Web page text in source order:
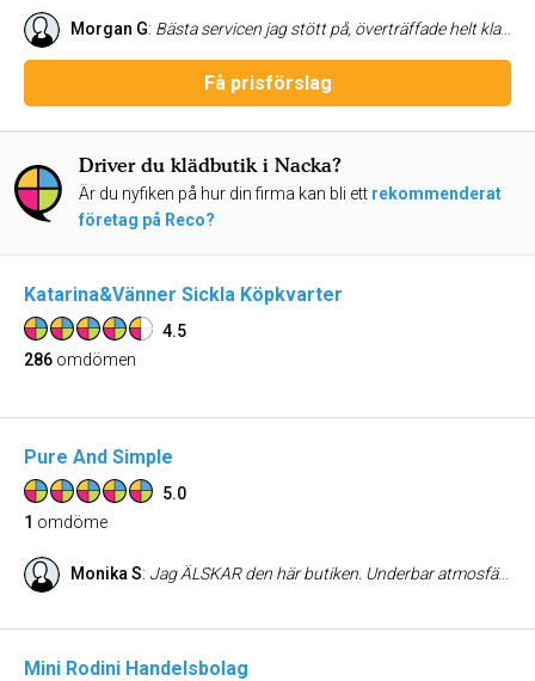
Morgan G: Bästa servicen jag stött på, överträffade helt klart mina förväntningar!
Få prisförslag
Driver du klädbutik i Nacka?
Är du nyfiken på hur din firma kan bli ett rekommenderat
företag på Reco?
Katarina&Vänner Sickla Köpkvarter
4.5
286 omdömen
Pure And Simple
5.0
1 omdöme
Monika S: Jag ÄLSKAR den här butiken. Underbar atmosfär, supervackra kläder och genomtrevlig hjälpsam personal. Man känner sig välkommen och omhändertagen utan att det blir för mycket. Har aldrig gått besviken därifrån.
Mini Rodini Handelsbolag